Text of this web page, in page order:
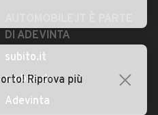
DI ADEVINTA
subito.it
mobile.de
Adevinta
Riprova più